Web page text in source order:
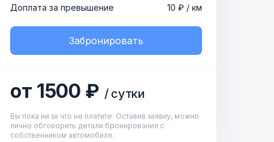
Доплата за превышение
10 ₽ / км
Забронировать
от 1500 ₽ / сутки
Вы пока ни за что не платите. Оставив заявку, можно
лично обговорить детали бронирования с
собственником автомобиля.